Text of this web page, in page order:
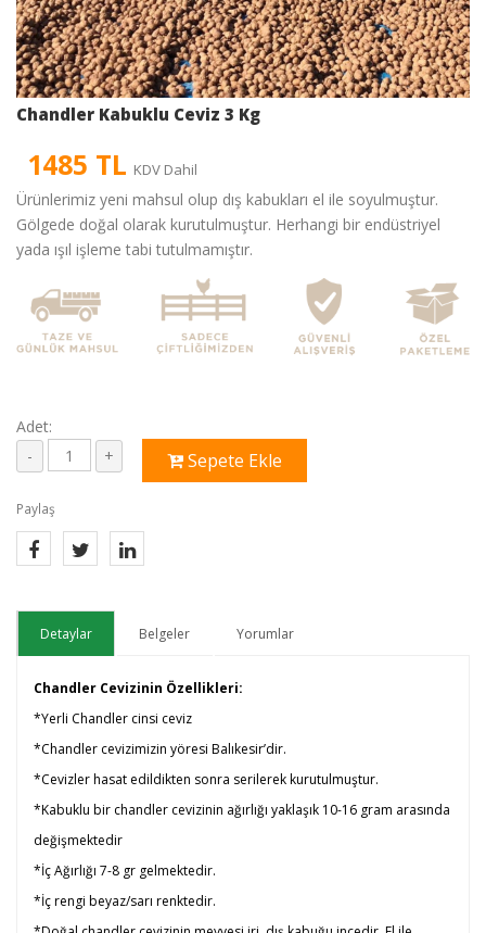
Chandler Kabuklu Ceviz 3 Kg
1485 TL KDV Dahil
Ürünlerimiz yeni mahsul olup dış kabukları el ile soyulmuştur.
Gölgede doğal olarak kurutulmuştur. Herhangi bir endüstriyel
yada ışıl işleme tabi tutulmamıştır.
Adet:
Sepete Ekle
Paylaş
Detaylar Belgeler Yorumlar
Chandler Cevizinin Özellikleri:
*Yerli Chandler cinsi ceviz
*Chandler cevizimizin yöresi Balıkesir’dir.
*Cevizler hasat edildikten sonra serilerek kurutulmuştur.
*Kabuklu bir chandler cevizinin ağırlığı yaklaşık 10-16 gram arasında
değişmektedir
*İç Ağırlığı 7-8 gr gelmektedir.
*İç rengi beyaz/sarı renktedir.